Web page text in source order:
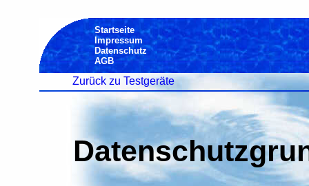
Startseite
Impressum
Datenschutz
AGB
Zurück zu Testgeräte